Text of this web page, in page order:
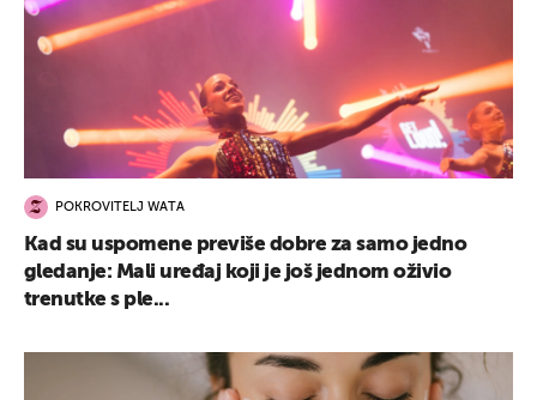
POKROVITELJ WATA
Kad su uspomene previše dobre za samo jedno
gledanje: Mali uređaj koji je još jednom oživio
trenutke s ple...